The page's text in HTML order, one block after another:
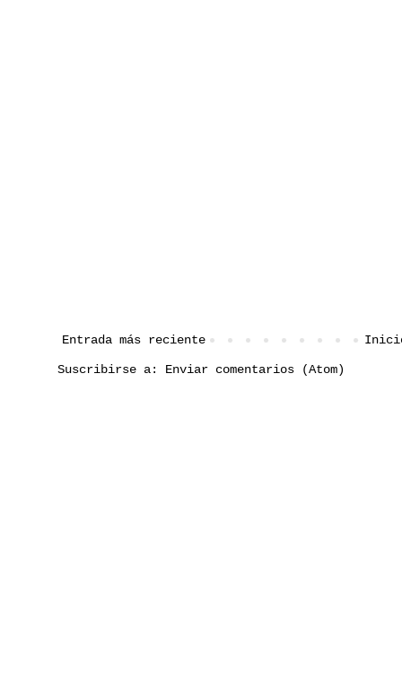
Entrada más reciente
Suscribirse a: Enviar comentarios (Atom)